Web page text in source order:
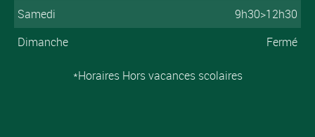
Samedi
9h30>12h30
Dimanche
Fermé
*Horaires Hors vacances scolaires